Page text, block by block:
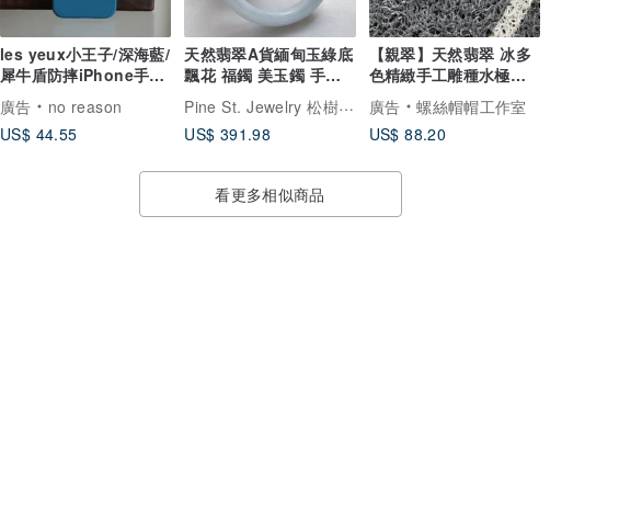
les yeux小王子/深海藍/
犀牛盾防摔iPhone手機
殼
廣告
no reason
US$ 44.55
天然翡翠A貨緬甸玉綠底
飄花 福鐲 美玉鐲 手鐲
Pine St. Jewelry 松樹街輕奢珠寶
US$ 391.98
【親翠】天然翡翠 冰多
色精緻手工雕種水極美
如意頭鎖骨鏈
廣告
螺絲帽帽工作室
US$ 88.20
看更多相似商品